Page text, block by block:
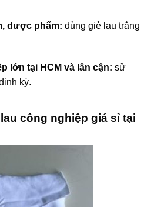
dược phẩm: dùng giẻ lau trắng
lớn tại HCM và lân cận: sử
kỳ.
công nghiệp giá sỉ tại